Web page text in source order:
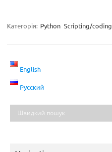
Категорія: Python Scripting/coding
English
Русский